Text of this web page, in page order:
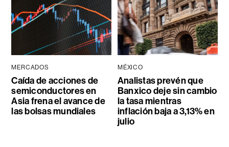
MERCADOS
Caída de acciones de
semiconductores en
Asia frena el avance de
las bolsas mundiales
MÉXICO
Analistas prevén que
Banxico deje sin cambio
la tasa mientras
inflación baja a 3,13% en
julio